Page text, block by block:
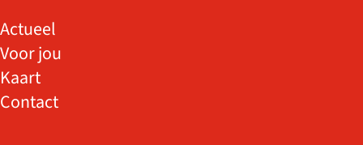
Actueel
Voor jou
Kaart
Contact